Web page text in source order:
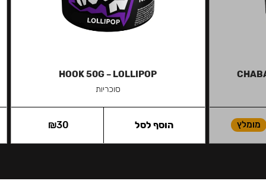
מומלץ
HOOK 50G – LOLLIPOP
סוכריות
₪30 הוסף לסל